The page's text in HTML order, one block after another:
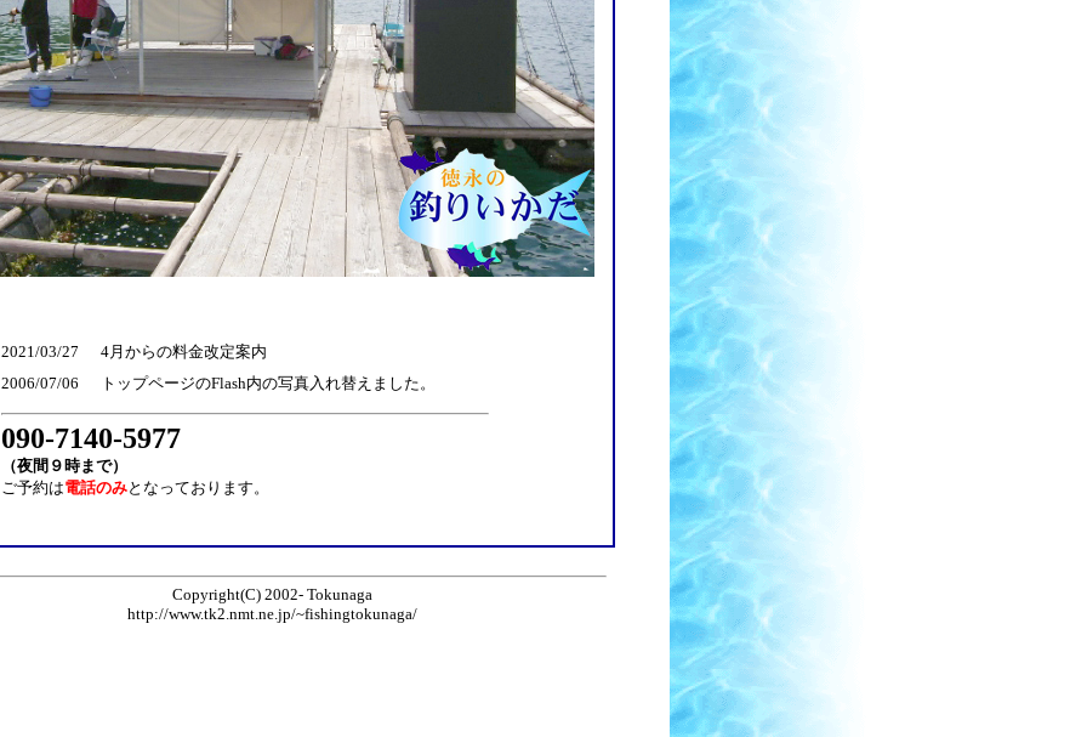
2021/03/27
4月からの料金改定案内
2006/07/06
トップページのFlash内の写真入れ替えました。
090-7140-5977
（夜間９時まで）
ご予約は電話のみとなっております。
Copyright(C) 2002- Tokunaga
http://www.tk2.nmt.ne.jp/~fishingtokunaga/